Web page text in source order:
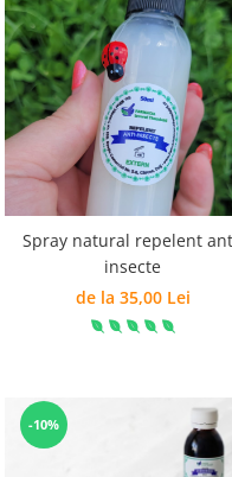
Spray natural repelent
insecte
de la 35,00 Lei
-10%